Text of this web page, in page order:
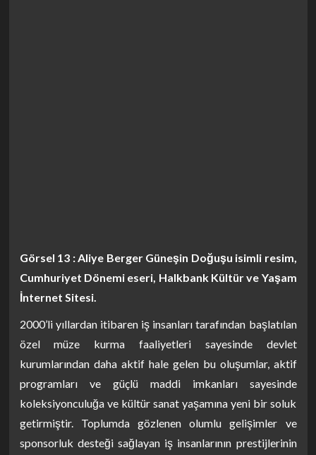
Görsel 13 : Aliye Berger Güneşin Doğuşu isimli resim,
Cumhuriyet Dönemi eseri, Halkbank Kültür ve Yaşam
İnternet Sitesi.
2000’li yıllardan itibaren iş insanları tarafından başlatılan
özel müze kurma faaliyetleri sayesinde devlet
kurumlarından daha aktif hale gelen bu oluşumlar, aktif
programları ve güçlü maddi imkanları sayesinde
koleksiyonculuğa ve kültür sanat yaşamına yeni bir soluk
getirmiştir. Toplumda gözlenen olumlu gelişimler ve
sponsorluk desteği sağlayan iş insanlarının prestijlerinin